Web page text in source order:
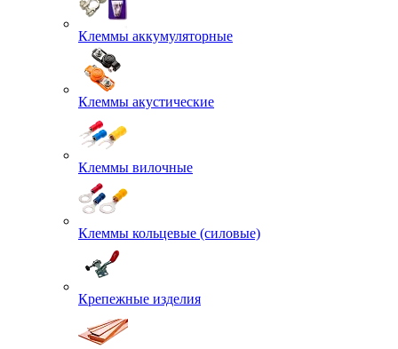
Клеммы аккумуляторные
Клеммы акустические
Клеммы вилочные
Клеммы кольцевые (силовые)
Крепежные изделия